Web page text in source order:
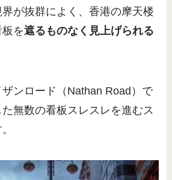
が抜群によく、香港の摩天楼
板を遮るものなく見上げられる
ンロード（Nathan Road）で
無数の看板スレスレを進むス